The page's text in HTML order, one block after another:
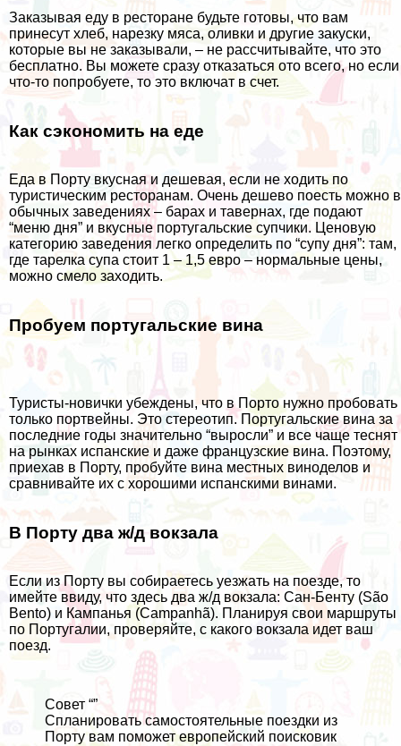
Заказывая еду в ресторане будьте готовы, что вам
принесут хлеб, нарезку мяса, оливки и другие закуски,
которые вы не заказывали, – не рассчитывайте, что это
бесплатно. Вы можете сразу отказаться ото всего, но если
что-то попробуете, то это включат в счет.
Как сэкономить на еде
Еда в Порту вкусная и дешевая, если не ходить по
туристическим ресторанам. Очень дешево поесть можно в
обычных заведениях – барах и тавернах, где подают
“меню дня” и вкусные португальские супчики. Ценовую
категорию заведения легко определить по “супу дня”: там,
где тарелка супа стоит 1 – 1,5 евро – нормальные цены,
можно смело заходить.
Пробуем португальские вина
Туристы-новички убеждены, что в Порто нужно пробовать
только портвейны. Это стереотип. Португальские вина за
последние годы значительно “выросли” и все чаще теснят
на рынках испанские и даже французские вина. Поэтому,
приехав в Порту, пробуйте вина местных виноделов и
сравнивайте их с хорошими испанскими винами.
В Порту два ж/д вокзала
Если из Порту вы собираетесь уезжать на поезде, то
имейте ввиду, что здесь два ж/д вокзала: Сан-Бенту (São
Bento) и Кампанья (Campanhã). Планируя свои маршруты
по Португалии, проверяйте, с какого вокзала идет ваш
поезд.
Совет “”
Спланировать самостоятельные поездки из
Порту вам поможет европейский поисковик